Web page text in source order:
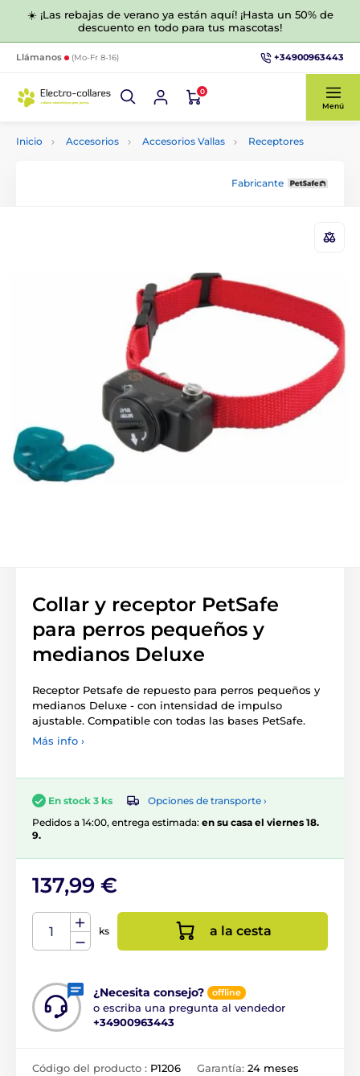
☀️ ¡Las rebajas de verano ya están aquí! ¡Hasta un 50% de
descuento en todo para tus mascotas!
Llámanos (Mo-Fr 8-16) +34900963443
0
Menú
Inicio Accesorios Accesorios Vallas Receptores
Fabricante
Collar y receptor PetSafe
para perros pequeños y
medianos Deluxe
Receptor Petsafe de repuesto para perros pequeños y
medianos Deluxe - con intensidad de impulso
ajustable. Compatible con todas las bases PetSafe.
Más info ›
En stock 3 ks
Opciones de transporte ›
Pedidos a 14:00, entrega estimada: en su casa el viernes 18.
9.
137,99 €
ks a la cesta
¿Necesita consejo? offline
o escriba una pregunta al vendedor
+34900963443
Código del producto : P1206 Garantía: 24 meses